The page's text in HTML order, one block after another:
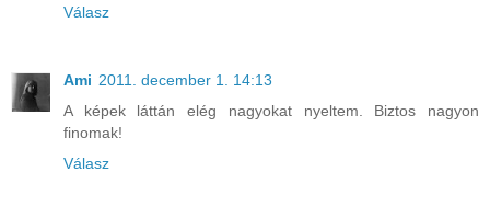
Válasz
Ami 2011. december 1. 14:13
A képek láttán elég nagyokat nyeltem. Biztos nagyon
finomak!
Válasz